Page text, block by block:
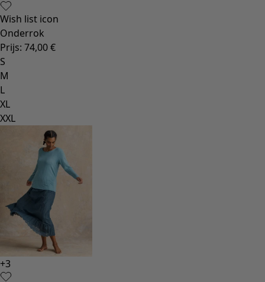
Wish list icon
Onderrok
Prijs: 74,00 €
S
M
L
XL
XXL
+3